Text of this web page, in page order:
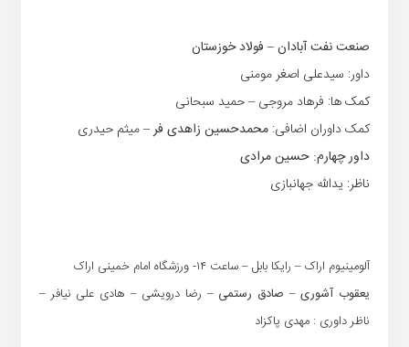
صنعت نفت آبادان – فولاد خوزستان
داور: سیدعلی اصغر مومنی
کمک ها: فرهاد مروجی – حمید سبحانی
کمک داوران اضافی: محمدحسین زاهدی فر– میثم حیدری
داور چهارم: حسین مرادی
ناظر: یدالله جهانبازی
آلومینیوم اراک – رایکا بابل – ساعت ۱۴- ورزشگاه امام خمینی اراک
یعقوب آشوری – صادق رستمی – رضا درویشی – هادی علی نیافر –
ناظر داوری : مهدی پاکزاد